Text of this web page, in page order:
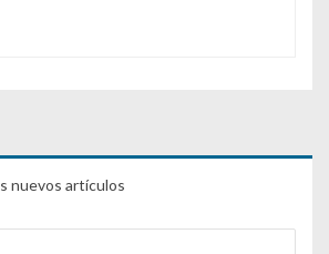
nuevos artículos